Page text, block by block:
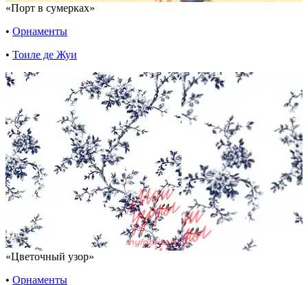
«Порт в сумерках»
• Орнаменты
• Тоиле де Жуи
«Цветочный узор»
• Орнаменты